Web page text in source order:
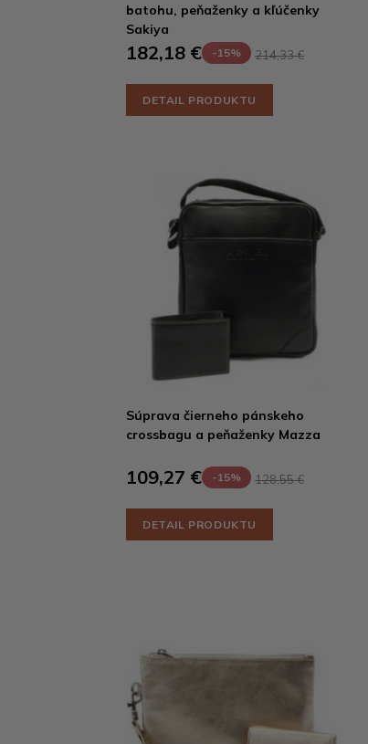
batohu, peňaženky a kľúčenky
Sakiya
182,18 € -15% 214,33 €
DETAIL PRODUKTU
Súprava čierneho pánskeho
crossbagu a peňaženky Mazza
109,27 € -15% 128,55 €
DETAIL PRODUKTU